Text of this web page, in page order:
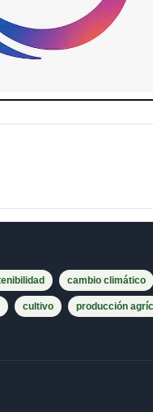
cambio climático
cultivo producción